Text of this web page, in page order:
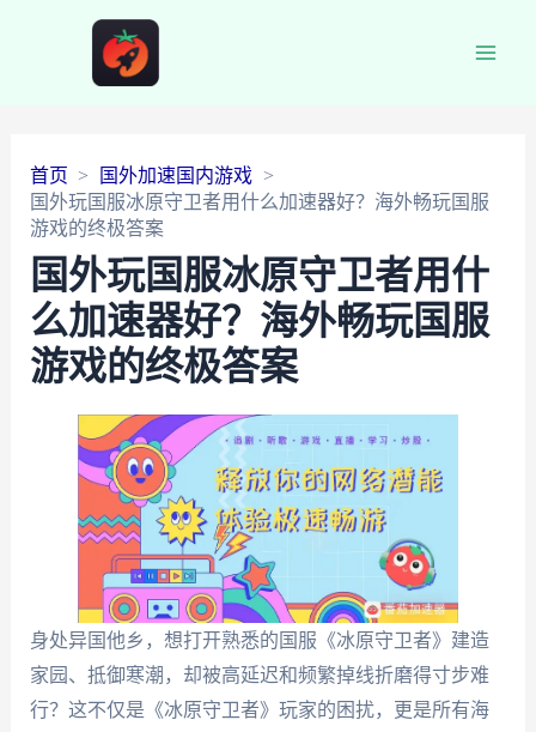
首页
国外加速国内游戏
国外玩国服冰原守卫者用什么加速器好？海外畅玩国服
游戏的终极答案
国外玩国服冰原守卫者用什
么加速器好？海外畅玩国服
游戏的终极答案
身处异国他乡，想打开熟悉的国服《冰原守卫者》建造
家园、抵御寒潮，却被高延迟和频繁掉线折磨得寸步难
行？这不仅是《冰原守卫者》玩家的困扰，更是所有海